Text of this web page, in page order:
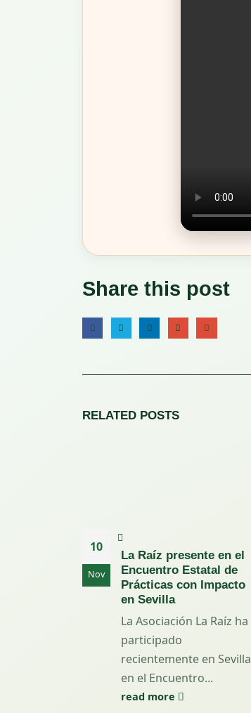
Share this post
RELATED POSTS
10
Nov
La Raíz presente en el
Encuentro Estatal de
Prácticas con Impacto
en Sevilla
La Asociación La Raíz ha
participado
recientemente en Sevilla
en el Encuentro...
read more